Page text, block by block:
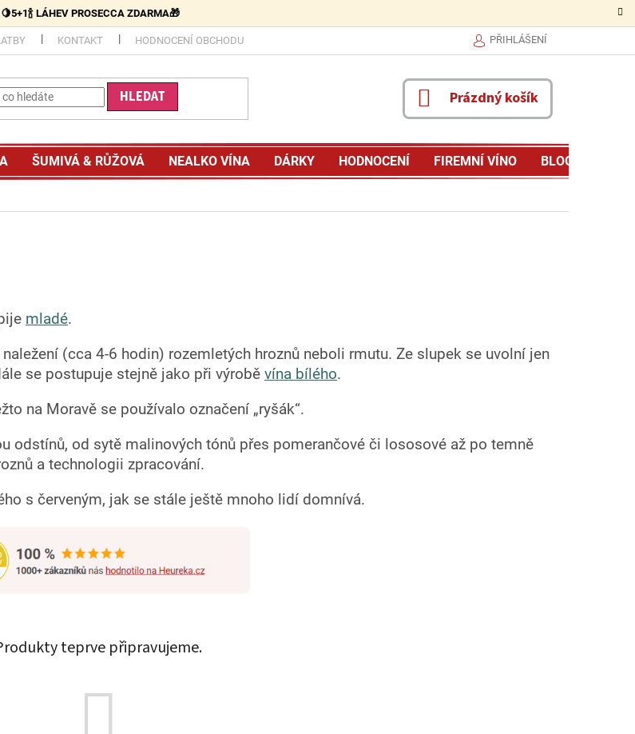
🍋5+1🍾 LÁHEV PROSECCA ZDARMA🎁
KONTAKT HODNOCENÍ OBCHODU PŘIHLÁŠENÍ
HLEDAT
NÁKUPNÍ
KOŠÍK
Prázdný košík
ŠUMIVÁ & RŮŽOVÁ NEALKO VÍNA DÁRKY FIREMNÍ VÍNO
HODNOCENÍ BLOG
mladé.
(cca 4-6 hodin) rozemletých hroznů neboli rmutu. Ze slupek se uvolní jen
se postupuje stejně jako při výrobě vína bílého.
na Moravě se používalo označení „ryšák“.
odstínů, od sytě malinových tónů přes pomerančové či lososové až po temně
a technologii zpracování.
s červeným, jak se stále ještě mnoho lidí domnívá.
teprve připravujeme.